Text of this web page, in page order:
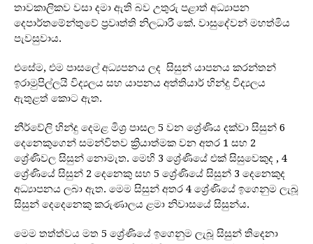
තාවකාලිකව වසා දමා ඇති බව උතුරු පළාත් අධ්‍යාපන
දෙපාර්තමේන්තුවේ ප්‍රවෘත්ති නිලධාරී කේ. වාසුදේවන් මහත්මිය
පැවසුවාය.
එසේම, එම පාසලේ අධ්‍යපනය ලද සිසුන් යාපනය කරන්තන්
ඉරාමුපිල්ලයි විද්‍යලය සහ යාපනය අත්තියාර් හින්දු විද්‍යලය
ඇතුළත් කොට ඇත.
නීර්වේලි හින්දු දෙමළ මිශ්‍ර පාසල 5 වන ශ්‍රේණිය දක්වා සිසුන් 6
දෙනෙකුගෙන් සමන්විතව ක්‍රියාත්මක වන අතර 1 සහ 2
ශ්‍රේණිවල සිසුන් නොමැත. මෙහි 3 ශ්‍රේණියේ එක් සිසුවෙකුද , 4
ශ්‍රේණියේ සිසුන් 2 දෙනෙකු සහ 5 ශ්‍රේණියේ සිසුන් 3 දෙනෙකුද
අධ්‍යාපනය ලබා ඇත. මෙම සිසුන් අතර 4 ශ්‍රේණියේ ඉගෙනුම ලැබූ
සිසුන් දෙදෙනෙකු කරුණාලය ළමා නිවාසයේ සිසුන්ය.
මෙම තත්ත්වය මත 5 ශ්‍රේණියේ ඉගෙනුම ලැබූ සිසුන් තිදෙනා